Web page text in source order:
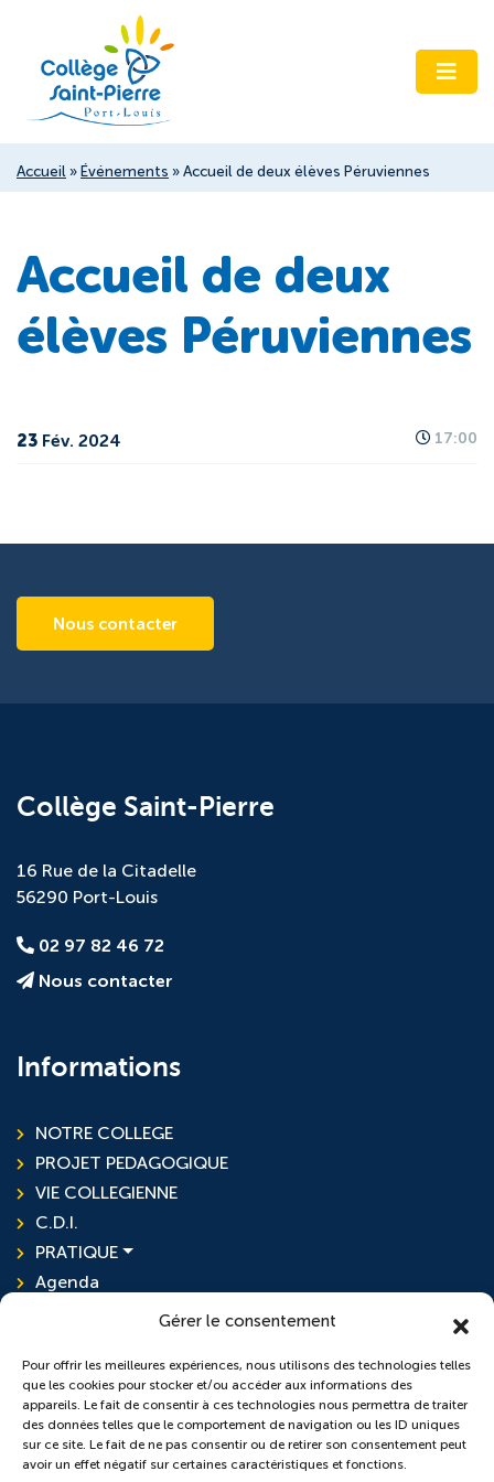
Gérer le consentement
Pour offrir les meilleures expériences, nous utilisons des technologies telles
que les cookies pour stocker et/ou accéder aux informations des
appareils. Le fait de consentir à ces technologies nous permettra de traiter
des données telles que le comportement de navigation ou les ID uniques
sur ce site. Le fait de ne pas consentir ou de retirer son consentement peut
avoir un effet négatif sur certaines caractéristiques et fonctions.
Accueil » Événements » Accueil de deux élèves Péruviennes
Accueil de deux
élèves Péruviennes
23 Fév. 2024 17:00
Nous contacter
Collège Saint-Pierre
16 Rue de la Citadelle
56290 Port-Louis
02 97 82 46 72
Nous contacter
Informations
NOTRE COLLEGE
PROJET PEDAGOGIQUE
VIE COLLEGIENNE
C.D.I.
PRATIQUE
Agenda
L'ensemble scolaire
École Sainte-Anne